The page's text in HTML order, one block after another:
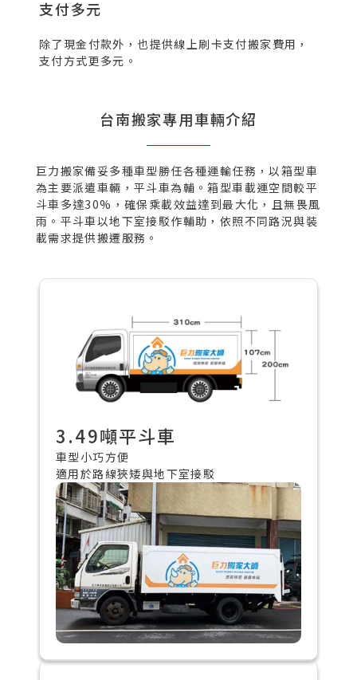
支付多元
除了現金付款外，也提供線上刷卡支付搬家費用，
支付方式更多元。
台南搬家專用車輛介紹
巨力搬家備妥多種車型勝任各種運輸任務，以箱型車
為主要派遣車輛，平斗車為輔。箱型車載運空間較平
斗車多達30%，確保乘載效益達到最大化，且無畏風
雨。平斗車以地下室接駁作輔助，依照不同路況與裝
載需求提供搬遷服務。
3.49噸平斗車
車型小巧方便
適用於路線狹矮與地下室接駁